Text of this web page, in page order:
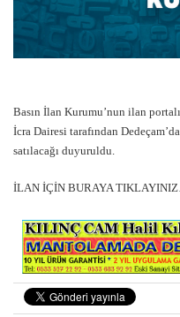
Basın İlan Kurumu’nun ilan
İcra Dairesi tarafından
satılacağı duyuruldu.
İLAN İÇİN BURAYA